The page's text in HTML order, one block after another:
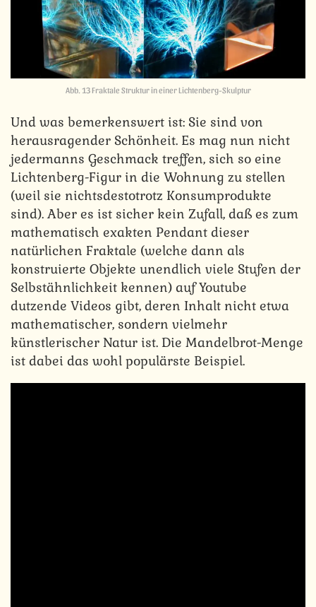
Abb. 13 Fraktale Struktur in einer Lichtenberg-Skulptur
Und was bemerkenswert ist: Sie sind von
herausragender Schönheit. Es mag nun nicht
jedermanns Geschmack treffen, sich so eine
Lichtenberg-Figur in die Wohnung zu stellen
(weil sie nichtsdestotrotz Konsumprodukte
sind). Aber es ist sicher kein Zufall, daß es zum
mathematisch exakten Pendant dieser
natürlichen Fraktale (welche dann als
konstruierte Objekte unendlich viele Stufen der
Selbstähnlichkeit kennen) auf Youtube
dutzende Videos gibt, deren Inhalt nicht etwa
mathematischer, sondern vielmehr
künstlerischer Natur ist. Die Mandelbrot-Menge
ist dabei das wohl populärste Beispiel.